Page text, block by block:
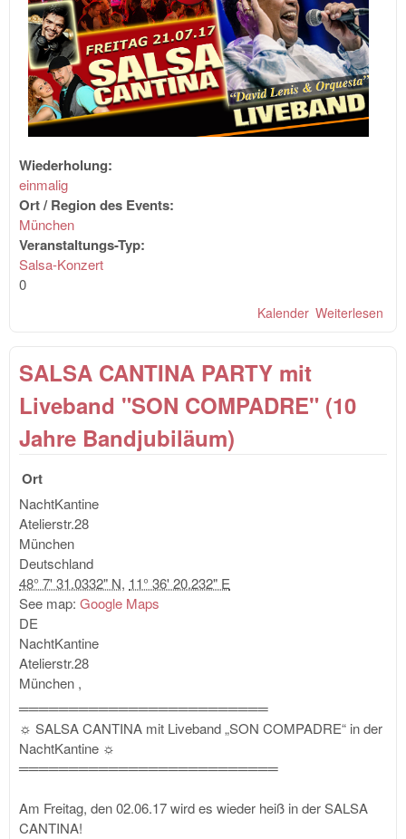
Wiederholung:
einmalig
Ort / Region des Events:
München
Veranstaltungs-Typ:
Salsa-Konzert
0
Weiterlesen
Kalender
SALSA CANTINA PARTY mit
Liveband "SON COMPADRE" (10
Jahre Bandjubiläum)
Ort
NachtKantine
Atelierstr.28
München
Deutschland
48° 7' 31.0332" N, 11° 36' 20.232" E
See map: Google Maps
DE
NachtKantine
Atelierstr.28
München ,
═════════════════════════
☼ SALSA CANTINA mit Liveband „SON COMPADRE“ in der
NachtKantine ☼
══════════════════════════
Am Freitag, den 02.06.17 wird es wieder heiß in der SALSA
CANTINA!